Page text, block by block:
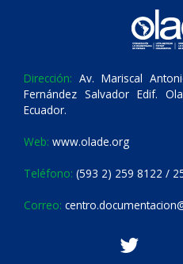
Dirección: Av. Mariscal
Fernández Salvador Edif.
Ecuador.
Web: www.olade.org
Teléfono: (593 2) 259 8122 /
Correo: